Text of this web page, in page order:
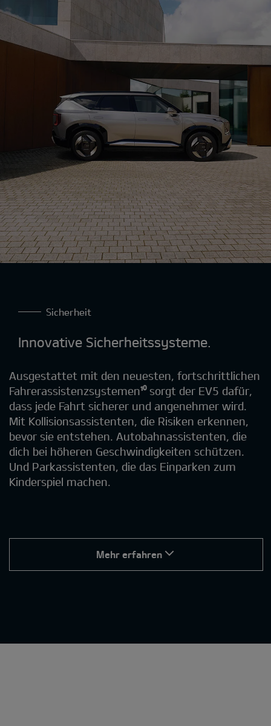
Sicherheit
Innovative Sicherheitssysteme.
Ausgestattet mit den neuesten, fortschrittlichen
Fahrerassistenzsystemen¹⁰sorgt der EV5 dafür,
dass jede Fahrt sicherer und angenehmer wird.
Mit Kollisionsassistenten, die Risiken erkennen,
bevor sie entstehen. Autobahnassistenten, die
dich bei höheren Geschwindigkeiten schützen.
Und Parkassistenten, die das Einparken zum
Kinderspiel machen.
Mehr erfahren